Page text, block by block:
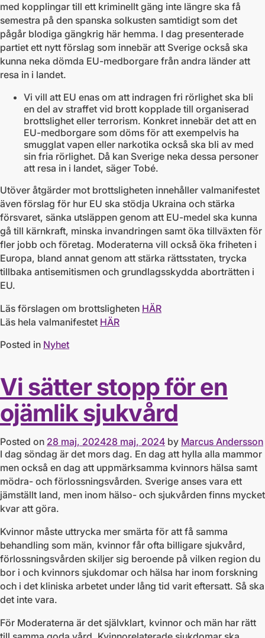
med kopplingar till ett kriminellt gäng inte längre ska få
semestra på den spanska solkusten samtidigt som det
pågår blodiga gängkrig här hemma. I dag presenterade
partiet ett nytt förslag som innebär att Sverige också ska
kunna neka dömda EU-medborgare från andra länder att
resa in i landet.
Vi vill att EU enas om att indragen fri rörlighet ska bli
en del av straffet vid brott kopplade till organiserad
brottslighet eller terrorism. Konkret innebär det att en
EU-medborgare som döms för att exempelvis ha
smugglat vapen eller narkotika också ska bli av med
sin fria rörlighet. Då kan Sverige neka dessa personer
att resa in i landet, säger Tobé.
Utöver åtgärder mot brottsligheten innehåller valmanifestet
även förslag för hur EU ska stödja Ukraina och stärka
försvaret, sänka utsläppen genom att EU-medel ska kunna
gå till kärnkraft, minska invandringen samt öka tillväxten för
fler jobb och företag. Moderaterna vill också öka friheten i
Europa, bland annat genom att stärka rättsstaten, trycka
tillbaka antisemitismen och grundlagsskydda aborträtten i
EU.
Läs förslagen om brottsligheten HÄR
Läs hela valmanifestet HÄR
Posted in Nyhet
Vi sätter stopp för en
ojämlik sjukvård
Posted on 28 maj, 202428 maj, 2024 by Marcus Andersson
I dag söndag är det mors dag. En dag att hylla alla mammor
men också en dag att uppmärksamma kvinnors hälsa samt
mödra- och förlossningsvården. Sverige anses vara ett
jämställt land, men inom hälso- och sjukvården finns mycket
kvar att göra.
Kvinnor måste uttrycka mer smärta för att få samma
behandling som män, kvinnor får ofta billigare sjukvård,
förlossningsvården skiljer sig beroende på vilken region du
bor i och kvinnors sjukdomar och hälsa har inom forskning
och i det kliniska arbetet under lång tid varit eftersatt. Så ska
det inte vara.
För Moderaterna är det självklart, kvinnor och män har rätt